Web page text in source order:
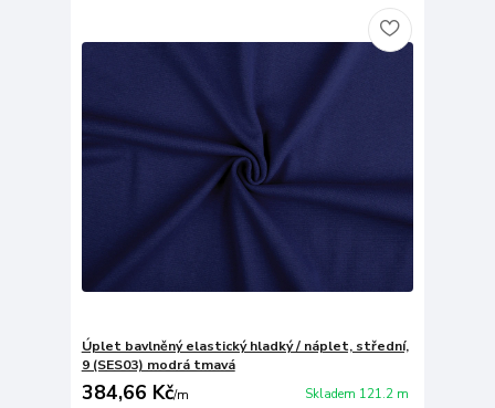
Úplet bavlněný elastický hladký / náplet, střední,
9 (SES03) modrá tmavá
384,66 Kč/m Skladem 121.2 m